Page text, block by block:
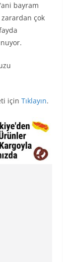
bayram
zarardan çok
için Tıklayın.